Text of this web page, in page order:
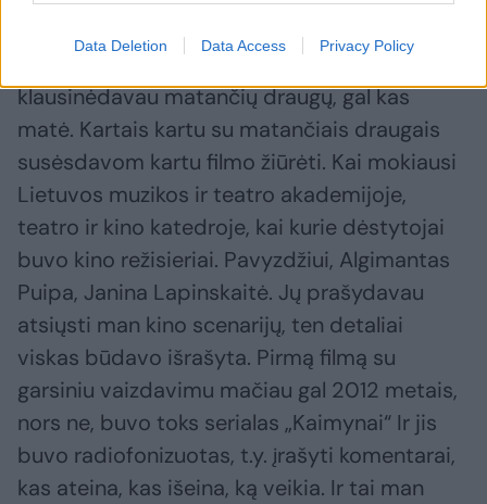
Data Deletion Data Access Privacy Policy
Tiesa, kartais po to paaiškėdavo. Jei filmo
nežiūrėdavo kas nors iš artimųjų,
klausinėdavau matančių draugų, gal kas
matė. Kartais kartu su matančiais draugais
susėsdavom kartu filmo žiūrėti. Kai mokiausi
Lietuvos muzikos ir teatro akademijoje,
teatro ir kino katedroje, kai kurie dėstytojai
buvo kino režisieriai. Pavyzdžiui, Algimantas
Puipa, Janina Lapinskaitė. Jų prašydavau
atsiųsti man kino scenarijų, ten detaliai
viskas būdavo išrašyta. Pirmą filmą su
garsiniu vaizdavimu mačiau gal 2012 metais,
nors ne, buvo toks serialas „Kaimynai“ Ir jis
buvo radiofonizuotas, t.y. įrašyti komentarai,
kas ateina, kas išeina, ką veikia. Ir tai man